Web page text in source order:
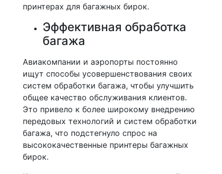
принтерах для багажных бирок.
Эффективная обработка
багажа
Авиакомпании и аэропорты постоянно
ищут способы усовершенствования своих
систем обработки багажа, чтобы улучшить
общее качество обслуживания клиентов.
Это привело к более широкому внедрению
передовых технологий и систем обработки
багажа, что подстегнуло спрос на
высококачественные принтеры багажных
бирок.